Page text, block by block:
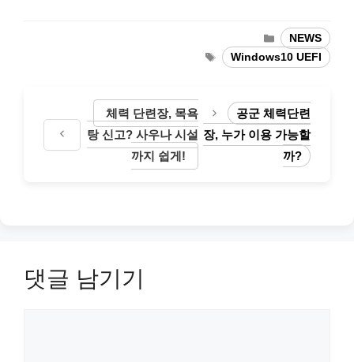
카
테
고
NEWS
태
그
Windows10 UEFI
체력 단련장, 목욕
탕 신고? 사우나 시설
까지 쉽게!
공군 체력단련
장, 누가 이용 가능할
까?
댓글 남기기